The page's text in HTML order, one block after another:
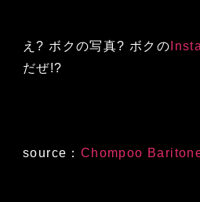
え? ボクの写真? ボクの
だぜ!?
source： Chompoo